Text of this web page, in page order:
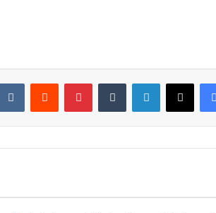
فيسبوك لينكدإن بينتيريست